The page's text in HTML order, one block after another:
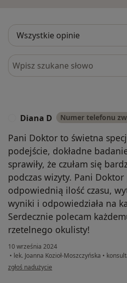
Szukaj w opiniach
Diana D Numer telefonu
Pani Doktor to świetna
podejście, dokładne
sprawiły, że czułam się
podczas wizyty. Pani Doktor
odpowiednią ilość czasu,
wyniki i odpowiedziała na
Serdecznie polecam
rzetelnego okulisty!
10 września 2024
• lek. Joanna Kozioł-Moszczyńska •
w opinii użytkownika Diana D
zgłoś nadużycie